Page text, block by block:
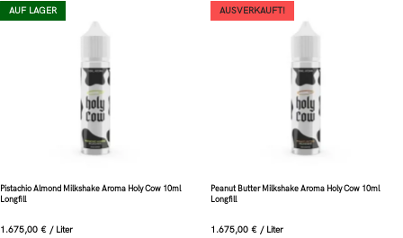
AUF LAGER
Pistachio Almond Milkshake Aroma Holy Cow 10ml
Longfill
1.675,00 € / Liter
AUSVERKAUFT!
Peanut Butter Milkshake Aroma Holy Cow 10ml
Longfill
1.675,00 € / Liter